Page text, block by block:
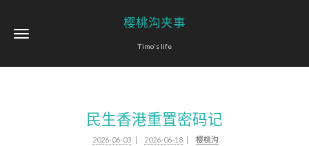
樱桃沟夹事
Timo's life
民生香港重置密码记
2026-06-03 2026-06-18
樱桃沟